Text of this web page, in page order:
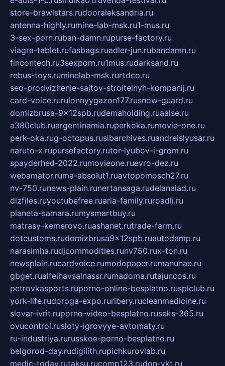
store-brawlstars.rudooraleksandria.ru
antenna-highly.rumine-lab-msk.ru1-mus.ru
3-sex-porn.ruban-damn.rupurse-factory.ru
viagra-tablet.rufasbags.ruadler-jun.rubandamn.ru
fincontech.ru3sexporn.ru1mus.rudarksand.ru
rebus-toys.ruminelab-msk.rurtdco.ru
seo-prodvizhenie-sajtov-stroitelnyh-kompanij.ru
card-voice.rurulonnyygazon177.rusnow-guard.ru
domizbrusa-9x12spb.rudemaholding.ruaalse.ru
a380club.ruargentinamia.ruperkoka.rumovie-one.ru
perk-oka.rug-octopus.rusibarchives.ruandreislyusar.ru
naruto-x.rupursefactory.rutor-lyubov-i-grom.ru
spayderhed-2022.rumovieone.ruevro-dez.ru
webamator.ruma-absolut1.ruavtopomosch27.ru
nv-750.runews-plain.runertansaga.rudelanalad.ru
dizfiles.ruyoutubefree.ruaria-family.ruroadli.ru
planeta-samara.rumysmartbuy.ru
matrasy-kemerovo.ruashanet.rutrade-farm.ru
dotcustoms.rudomizbrusa9x12spb.ruautodamp.ru
narasimha.rudjcommodities.runv750.rux-ton.ru
newsplain.rucardvoice.rumodopaper.rumanunae.ru
gbget.rualfeihavsalnassr.rumadoma.rutajuncos.ru
petrovkasports.ruporno-online-besplatno.rusplclub.ru
york-life.rudoroga-expo.ruribery.rucleanmedicine.ru
slovar-ivrit.ruporno-video-besplatno.ruseks-365.ru
ovucontrol.rusloty-igrovyye-avtomaty.ru
ru-industriya.rurusskoe-porno-besplatno.ru
belgorod-day.rudigilith.rupichkurovlab.ru
medic-today.rutaksu.rucomp123.rudon-ykt.ru